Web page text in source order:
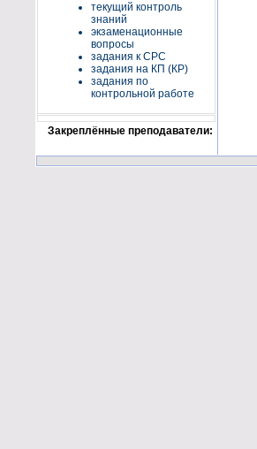
текущий контроль
знаний
экзаменационные
вопросы
задания к СРС
задания на КП (КР)
задания по
контрольной работе
Закреплённые преподаватели: